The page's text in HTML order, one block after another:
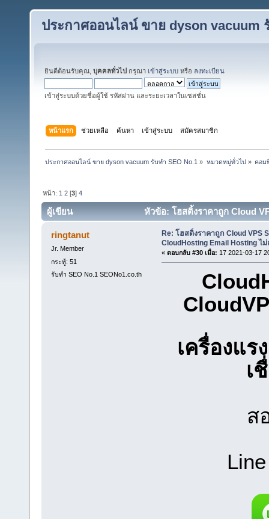
ประกาศออนไลน์ ขาย dyson vacuum
ยินดีต้อนรับคุณ, บุคคลทั่วไป กรุณา เข้าสู่ระบบ หรือ ลงทะเบียน
เข้าสู่ระบบด้วยชื่อผู้ใช้ รหัสผ่าน และระยะเวลาในเซสชั่น
หน้าแรก ช่วยเหลือ ค้นหา เข้าสู่ระบบ สมัครสมาชิก
ประกาศออนไลน์ ขาย dyson vacuum รับทำ SEO No.1 » หมวดหมู่ทั่วไป» คอม
หน้า: 1 2 [3]4
ผู้เขียน
หัวข้อ: โฮสติ้งราคาถูก Cloud
1117 ครั้ง)
ringtanut
Jr. Member
กระทู้: 51
รับทำ SEO No.1 SEONo1.co.th
Re: โฮสติ้งราคาถูก Cloud VPS
CloudHosting Email Hosting ไ
« ตอบกลับ #30 เมื่อ: 17 2021-03-17
เครื่องแ
เ
ส